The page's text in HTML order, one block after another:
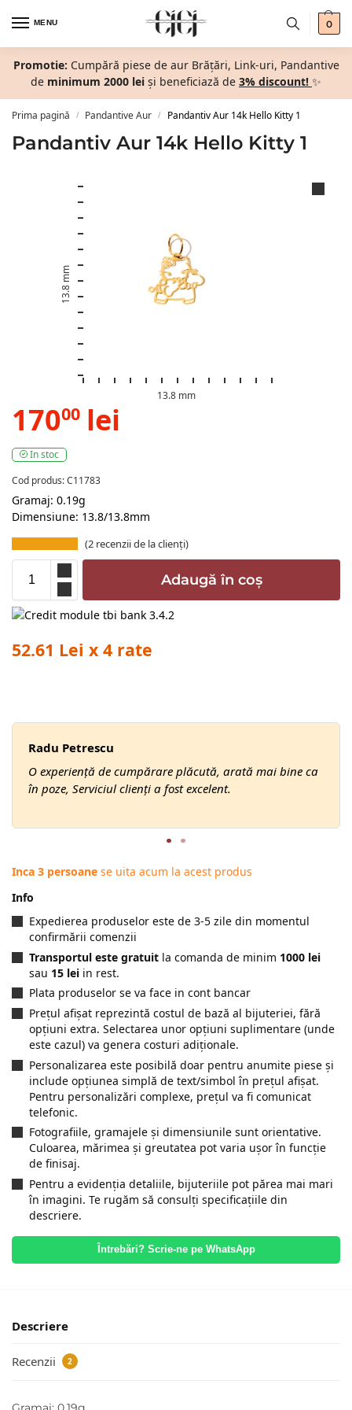
MENU 0
Promotie: Cumpără piese de aur Brățări, Link-uri, Pandantive
de minimum 2000 lei și beneficiază de 3% discount! ✨
Prima pagină / Pandantive Aur / Pandantiv Aur 14k Hello Kitty 1
Pandantiv Aur 14k Hello Kitty 1
13.8 mm
13.8 mm
17000 lei
In stoc
Cod produs: C11783
Gramaj: 0.19g
Dimensiune: 13.8/13.8mm
(2 recenzii de la clienți)
Adaugă în coș
52.61 Lei x 4 rate
Radu Petrescu
O experiență de cumpărare plăcută, arată mai bine ca
în poze, Serviciul clienți a fost excelent.
Inca 3 persoane se uita acum la acest produs
Info
Expedierea produselor este de 3-5 zile din momentul
confirmării comenzii
Transportul este gratuit la comanda de minim 1000 lei
sau 15 lei in rest.
Plata produselor se va face in cont bancar
Prețul afișat reprezintă costul de bază al bijuteriei, fără
opțiuni extra. Selectarea unor opțiuni suplimentare (unde
este cazul) va genera costuri adiționale.
Personalizarea este posibilă doar pentru anumite piese și
include opțiunea simplă de text/simbol în prețul afișat.
Pentru personalizări complexe, prețul va fi comunicat
telefonic.
Fotografiile, gramajele și dimensiunile sunt orientative.
Culoarea, mărimea și greutatea pot varia ușor în funcție
de finisaj.
Pentru a evidenția detaliile, bijuteriile pot părea mai mari
în imagini. Te rugăm să consulți specificațiile din
descriere.
Întrebări? Scrie-ne pe WhatsApp
Descriere
Recenzii 2